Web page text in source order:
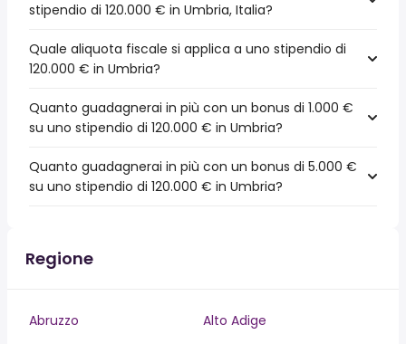
stipendio di 120.000 € in Umbria, Italia?
Quale aliquota fiscale si applica a uno stipendio di
120.000 € in Umbria?
Quanto guadagnerai in più con un bonus di 1.000 €
su uno stipendio di 120.000 € in Umbria?
Quanto guadagnerai in più con un bonus di 5.000 €
su uno stipendio di 120.000 € in Umbria?
Regione
Abruzzo
Alto Adige